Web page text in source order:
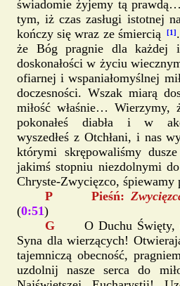
świadomie żyjemy tą
tym, iż czas zasługi istotnej
kończy się wraz ze śmiercią
[1]
że Bóg pragnie dla każdej
doskonałości w życiu
ofiarnej i wspaniałomyślnej
doczesności. Wszak miarą
miłość właśnie…
pokonałeś diabła i w
wyszedłeś z Otchłani, i nas
którymi skrępowaliśmy
jakimś stopniu niezdolnymi
Chryste-Zwycięzco, śpiewamy
P Pieśń:
(0:51)
G O Duchu Święty,
Syna dla wierzących!
tajemniczą obecność,
uzdolnij nasze serca do